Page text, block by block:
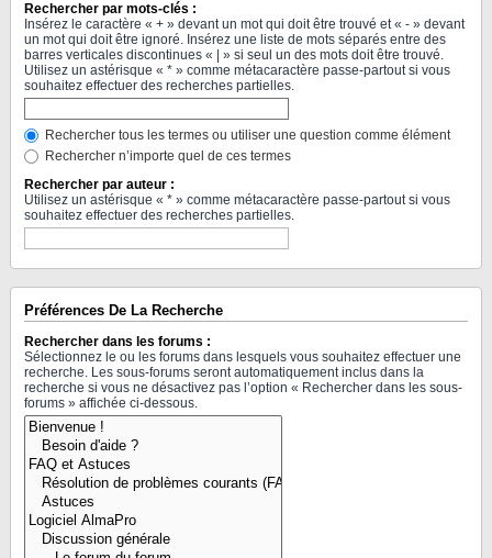
Rechercher par mots-clés :
Insérez le caractère « + » devant un mot qui doit être trouvé et « - » devant
un mot qui doit être ignoré. Insérez une liste de mots séparés entre des
barres verticales discontinues « | » si seul un des mots doit être trouvé.
Utilisez un astérisque « * » comme métacaractère passe-partout si vous
souhaitez effectuer des recherches partielles.
Rechercher tous les termes ou utiliser une question comme élément
Rechercher n’importe quel de ces termes
Rechercher par auteur :
Utilisez un astérisque « * » comme métacaractère passe-partout si vous
souhaitez effectuer des recherches partielles.
Préférences De La Recherche
Rechercher dans les forums :
Sélectionnez le ou les forums dans lesquels vous souhaitez effectuer une
recherche. Les sous-forums seront automatiquement inclus dans la
recherche si vous ne désactivez pas l’option « Rechercher dans les sous-
forums » affichée ci-dessous.